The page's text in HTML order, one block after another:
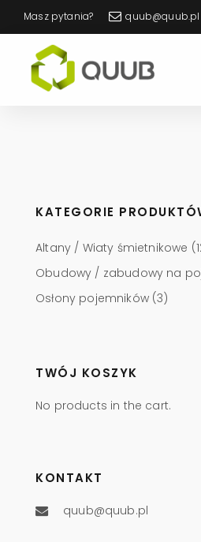
Masz pytania? quub@quub.pl
KATEGORIE
Altany / Wiaty śmietnikowe
Obudowy / zabudowy na
Osłony pojemników (3)
TWÓJ KOSZYK
No products in the cart.
KONTAKT
quub@quub.pl